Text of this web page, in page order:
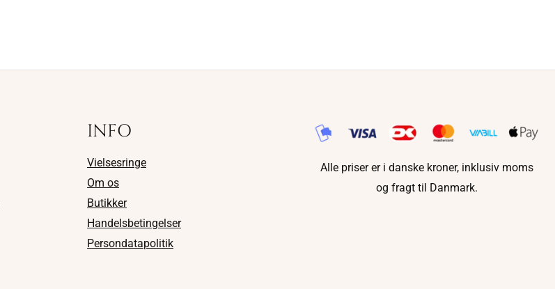
INFO
Vielsesringe
Om os
Butikker
Handelsbetingelser
Persondatapolitik
Alle priser er i danske kroner, inklusiv moms
og fragt til Danmark.